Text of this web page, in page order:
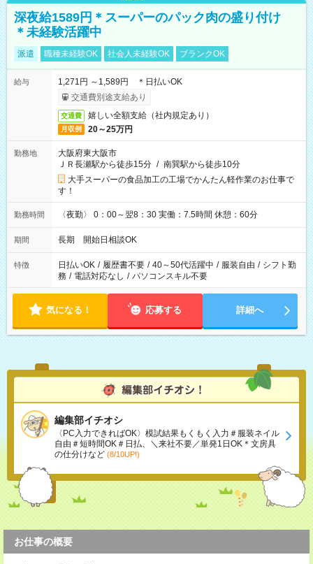
深夜給1589円＊スーパーのパック肉の盛り付け
＊未経験活躍中
派遣 職種未経験OK 社会人未経験OK ブランクOK
給与
1,271円 ～1,589円 ＊日払いOK
交通費別途支給あり
交通費 嬉しい全額支給（社内規定あり）
月収例 20～25万円
勤務地
大阪府東大阪市
ＪＲ長瀬駅から徒歩15分 / 南巽駅から徒歩10分
大手スーパーの食品加工の工場でかんたん軽作業のお仕事で
す！
勤務時間 〈夜勤〉 0：00～翌8：30 実働：7.5時間 休憩：60分
期間 長期 開始日相談OK
特徴 日払いOK / 履歴書不要 / 40～50代活躍中 / 服装自由 / シフト勤
務 / 電話対応なし / パソコンスキル不要
気になる！ 応募する 詳細へ
編集部イチオシ
〈PC入力できればOK〉模試結果もくもく入力＃服装ネイル
自由＃短時間OK＃日払、＼来社不要／単発1日OK＊文房具
の仕分けなど (8/10UP!)
お仕事の概要